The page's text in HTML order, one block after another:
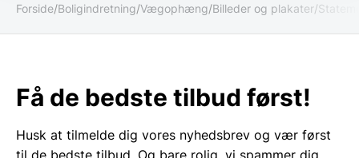
Forside/Boligindretning/Vægophæng/Billeder og plakater/
Få de bedste tilbud først!
Husk at tilmelde dig vores nyhedsbrev og vær først
til de bedste tilbud. Og bare rolig, vi spammer dig